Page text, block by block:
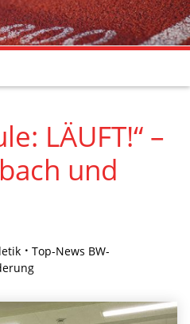
LÄUFT!“ –
und
Top-News BW-